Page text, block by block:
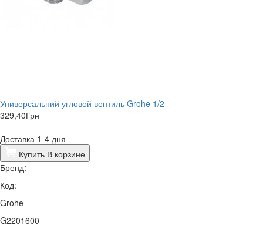
Универсальний угловой вентиль Grohe 1/2
329,40Грн
Доставка 1-4 дня
Купить В корзине
Бренд:
Код:
Grohe
G2201600